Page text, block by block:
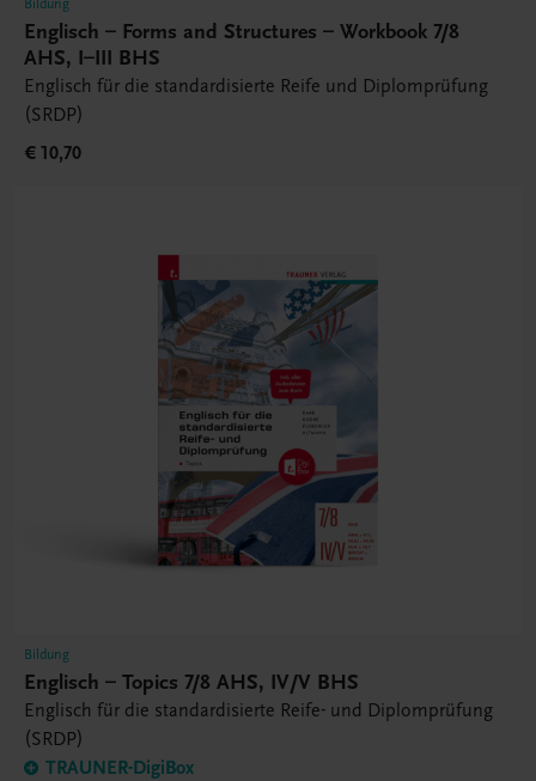
Bildung
Englisch – Forms and Structures – Workbook 7/8
AHS, I–III BHS
Englisch für die standardisierte Reife und Diplomprüfung
(SRDP)
€ 10,70
Bildung
Englisch – Topics 7/8 AHS, IV/V BHS
Englisch für die standardisierte Reife- und Diplomprüfung
(SRDP)
TRAUNER-DigiBox